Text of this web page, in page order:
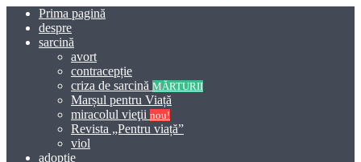
Prima pagină
despre
sarcină
avort
contracepție
criza de sarcină MĂRTURII
Marșul pentru Viață
miracolul vieţii nou!
Revista „Pentru viață”
viol
adopţie